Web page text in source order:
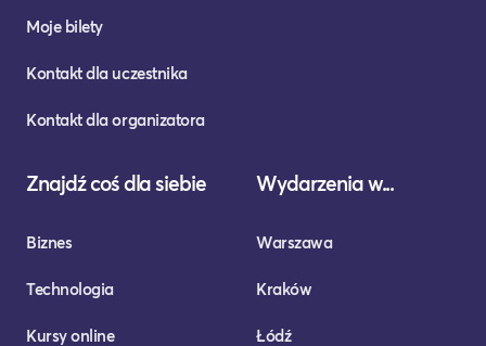
Moje bilety
Kontakt dla uczestnika
Kontakt dla organizatora
Znajdź coś dla siebie
Biznes
Technologia
Kursy online
Wydarzenia w...
Warszawa
Kraków
Łódź